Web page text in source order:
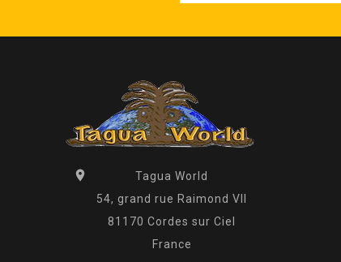

Tagua World
54, grand rue Raimond VII
81170 Cordes sur Ciel
France